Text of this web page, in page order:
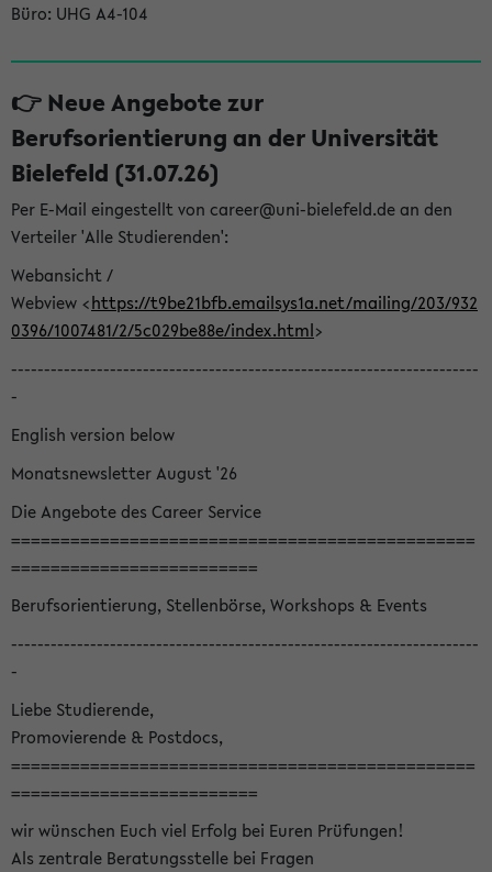
Büro: UHG A4-104
👉 Neue Angebote zur
Berufsorientierung an der Universität
Bielefeld (31.07.26)
Per E-Mail eingestellt von career@uni-bielefeld.de an den
Verteiler 'Alle Studierenden':
Webansicht /
Webview <https://t9be21bfb.emailsys1a.net/mailing/203/932
0396/1007481/2/5c029be88e/index.html>
-----------------------------------------------------------------------
-
English version below
Monatsnewsletter August '26
Die Angebote des Career Service
===============================================
=========================
Berufsorientierung, Stellenbörse, Workshops & Events
-----------------------------------------------------------------------
-
Liebe Studierende,
Promovierende & Postdocs,
===============================================
=========================
wir wünschen Euch viel Erfolg bei Euren Prüfungen!
Als zentrale Beratungsstelle bei Fragen